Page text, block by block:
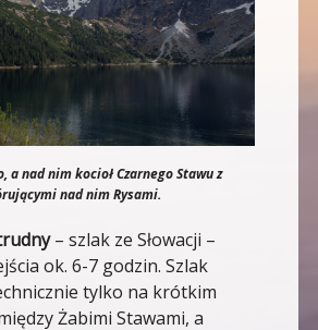
a nad nim kocioł Czarnego Stawu z
nad nim Rysami.
– szlak ze Słowacji –
ok. 6-7 godzin. Szlak
tylko na krótkim
Żabimi Stawami, a